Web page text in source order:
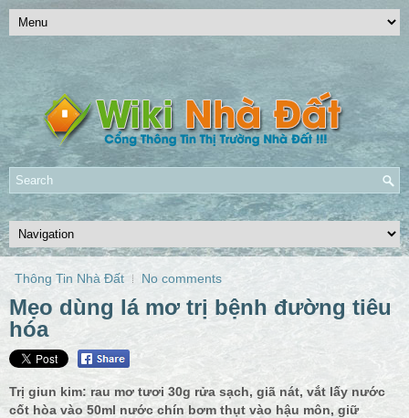
Thông Tin Nhà Đất No comments
Mẹo dùng lá mơ trị bệnh đường tiêu
hóa
Trị giun kim: rau mơ tươi 30g rửa sạch, giã nát, vắt lấy nước
cốt hòa vào 50ml nước chín bơm thụt vào hậu môn, giữ